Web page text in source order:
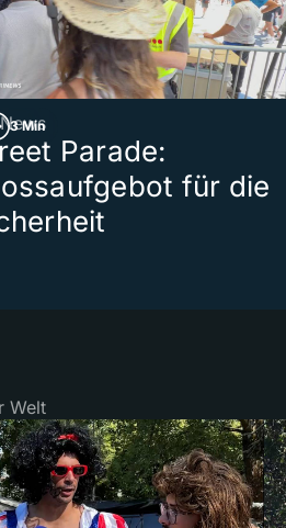
3 Min
Parade:
für die
Welt